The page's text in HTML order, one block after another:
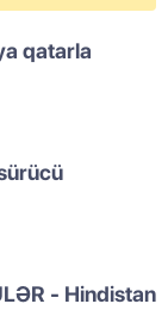
qatarla
- Hindistan